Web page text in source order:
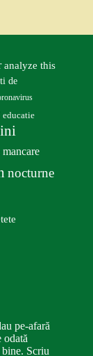
analyze this
de
educatie
mancare
nocturne
pe-afară
odată
Scriu